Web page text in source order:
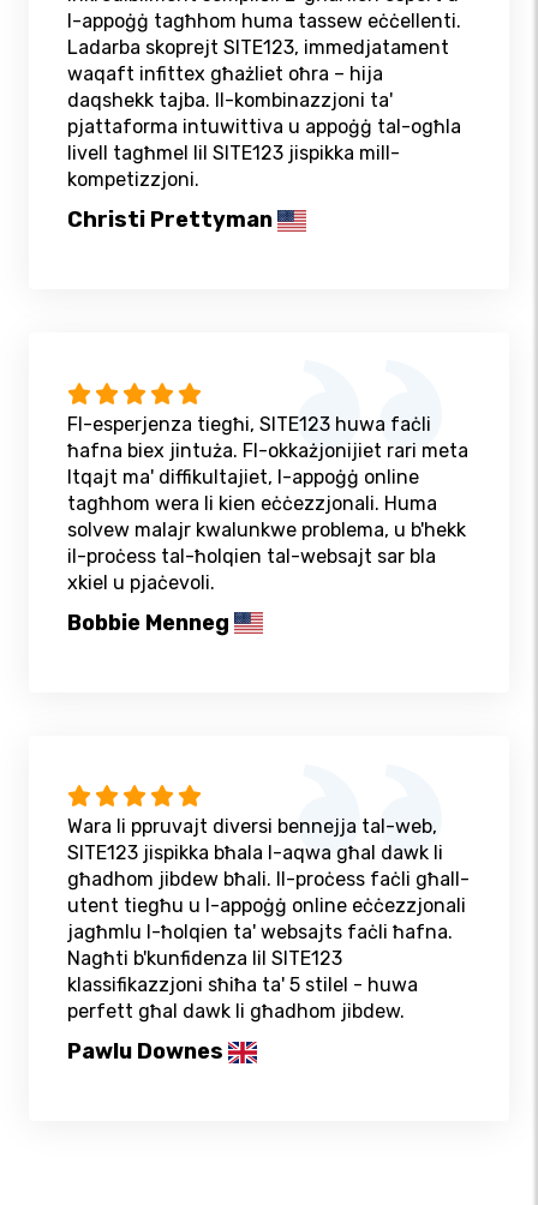
l-appoġġ tagħhom huma tassew eċċellenti.
Ladarba skoprejt SITE123, immedjatament
waqaft infittex għażliet oħra – hija
daqshekk tajba. Il-kombinazzjoni ta'
pjattaforma intuwittiva u appoġġ tal-ogħla
livell tagħmel lil SITE123 jispikka mill-
kompetizzjoni.
Christi Prettyman
Fl-esperjenza tiegħi, SITE123 huwa faċli
ħafna biex jintuża. Fl-okkażjonijiet rari meta
ltqajt ma' diffikultajiet, l-appoġġ online
tagħhom wera li kien eċċezzjonali. Huma
solvew malajr kwalunkwe problema, u b'hekk
il-proċess tal-ħolqien tal-websajt sar bla
xkiel u pjaċevoli.
Bobbie Menneg
Wara li ppruvajt diversi bennejja tal-web,
SITE123 jispikka bħala l-aqwa għal dawk li
għadhom jibdew bħali. Il-proċess faċli għall-
utent tiegħu u l-appoġġ online eċċezzjonali
jagħmlu l-ħolqien ta' websajts faċli ħafna.
Nagħti b'kunfidenza lil SITE123
klassifikazzjoni sħiħa ta' 5 stilel - huwa
perfett għal dawk li għadhom jibdew.
Pawlu Downes